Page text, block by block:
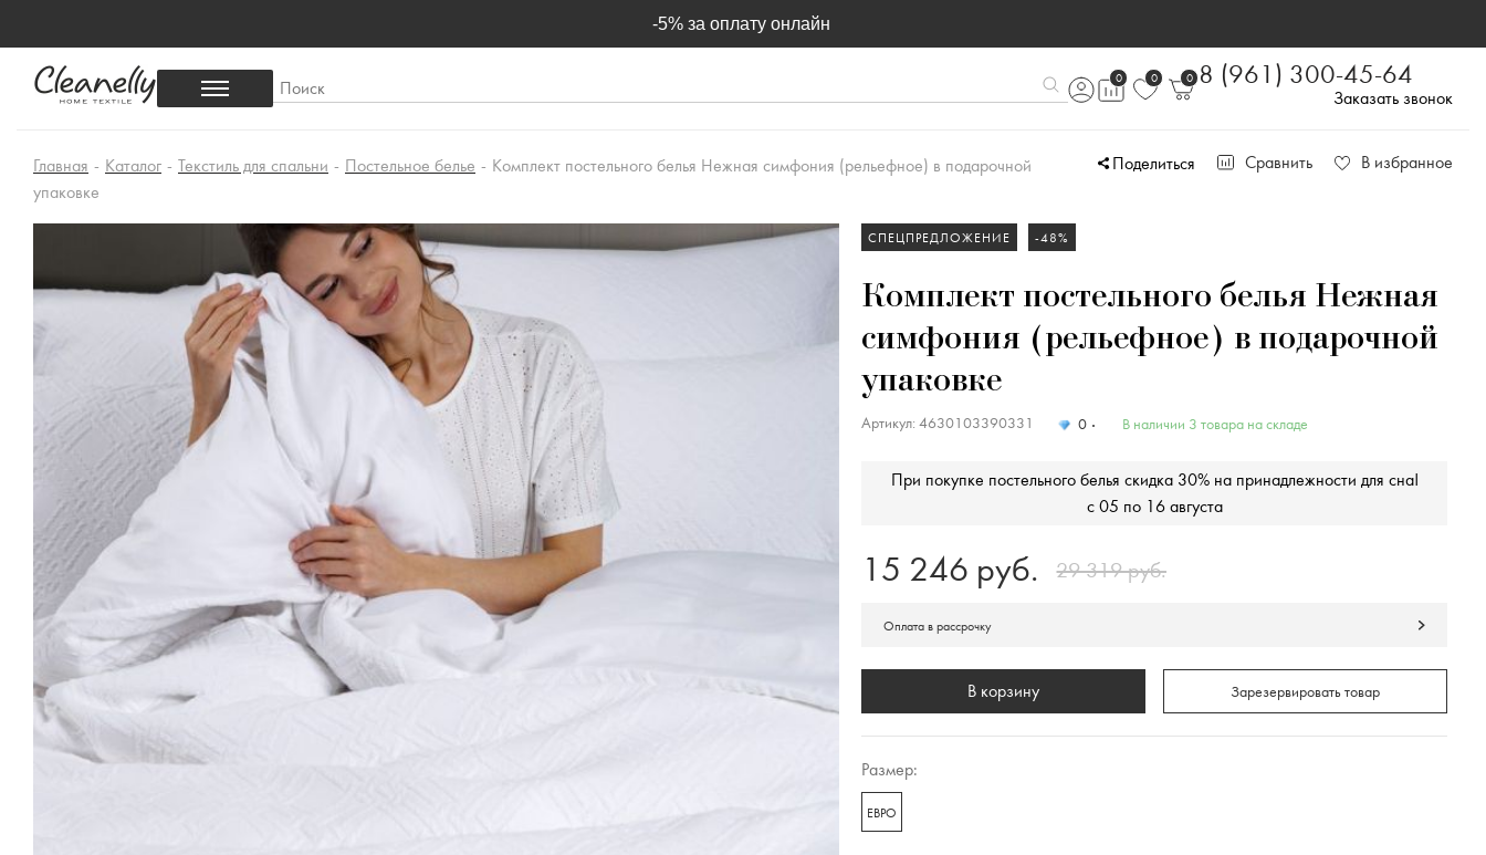
-5% за оплату онлайн
0 0 0 8 (961) 300-45-64
Заказать звонок
Главная - Каталог - Текстиль для спальни - Постельное белье - Комплект постельного белья Нежная симфония (рельефное) в подарочной
упаковке
Поделиться Сравнить В избранное
СПЕЦПРЕДЛОЖЕНИЕ -48%
Комплект постельного белья Нежная
симфония (рельефное) в подарочной
упаковке
Артикул: 4630103390331 0 В наличии 3 товара на складе
При покупке постельного белья скидка 30% на принадлежности для сна!
с 05 по 16 августа
15 246 руб. 29 319 руб.
Оплата в рассрочку
В корзину Зарезервировать товар
Размер:
ЕВРО